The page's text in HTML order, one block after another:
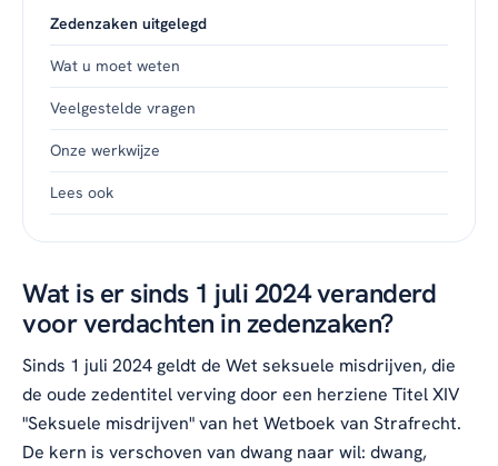
Zedenzaken uitgelegd
Wat u moet weten
Veelgestelde vragen
Onze werkwijze
Lees ook
Wat is er sinds 1 juli 2024 veranderd
voor verdachten in zedenzaken?
Sinds 1 juli 2024 geldt de Wet seksuele misdrijven, die
de oude zedentitel verving door een herziene Titel XIV
"Seksuele misdrijven" van het Wetboek van Strafrecht.
De kern is verschoven van dwang naar wil: dwang,